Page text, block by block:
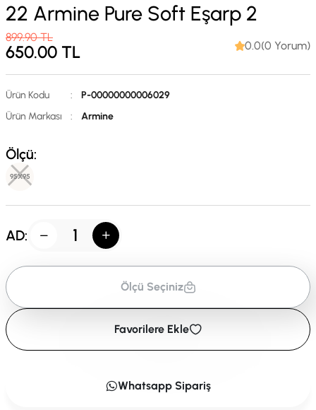
22 Armine Pure Soft Eşarp 2
899.90TL
650.00 TL 0.0(0 Yorum)
Ürün Kodu :
P-00000000006029
Ürün Markası
: Armine
Ölçü:
95X95
AD:
Ölçü Seçiniz
Favorilere Ekle
Whatsapp Sipariş